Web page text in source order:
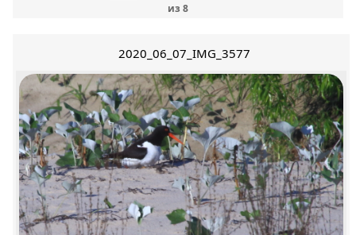
из 8
2020_06_07_IMG_3577